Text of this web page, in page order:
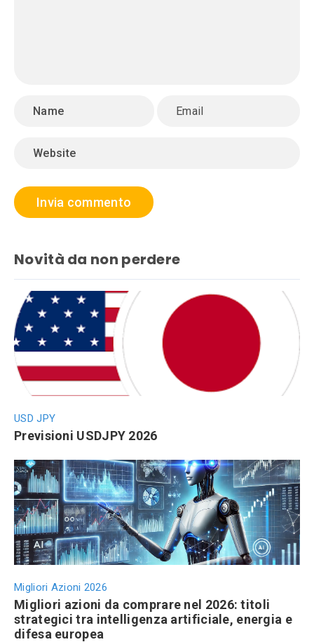
Novità da non perdere
USD JPY
Previsioni USDJPY 2026
Migliori Azioni 2026
Migliori azioni da comprare nel 2026: titoli
strategici tra intelligenza artificiale, energia e
difesa europea